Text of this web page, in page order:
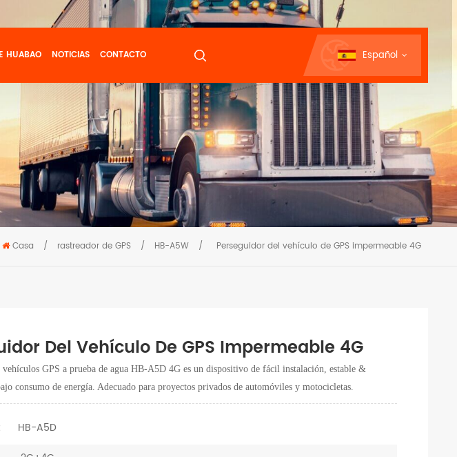
HUABAO NOTICIAS CONTACTO Español
Casa / rastreador de GPS / HB-A5W / Perseguidor del vehículo de GPS impermeable 4G
Del Vehículo De GPS Impermeable 4G
vehículos GPS a prueba de agua HB-A5D 4G es un dispositivo de fácil instalación, estable &
consumo de energía. Adecuado para proyectos privados de automóviles y motocicletas.
HB-A5D